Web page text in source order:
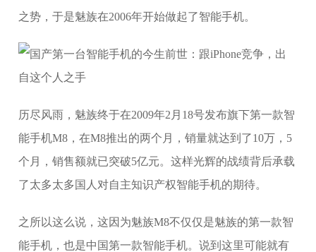
之势，于是魅族在2006年开始做起了智能手机。
历尽风雨，魅族终于在2009年2月18号发布旗下第一款智
能手机M8，在M8推出的两个月，销量就达到了10万，5
个月，销售额就已突破5亿元。这样光辉的战绩背后承载
了太多太多国人对自主知识产权智能手机的期待。
之所以这么说，这因为魅族M8不仅仅是魅族的第一款智
能手机，也是中国第一款智能手机。说到这里可能就有